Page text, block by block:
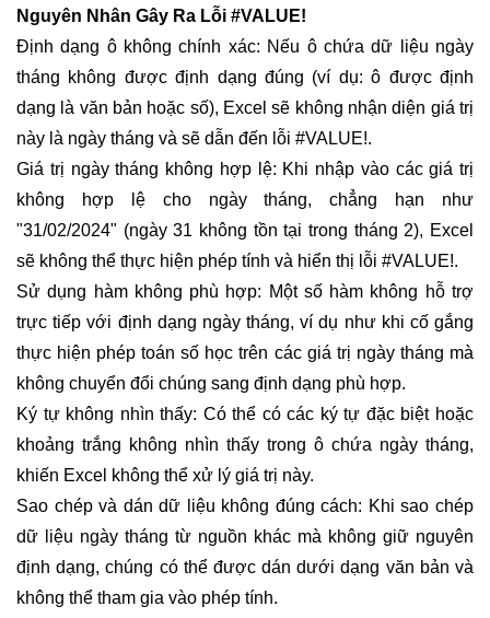
Nguyên Nhân Gây Ra Lỗi #VALUE!
Định dạng ô không chính xác: Nếu ô chứa dữ liệu ngày
tháng không được định dạng đúng (ví dụ: ô được định
dạng là văn bản hoặc số), Excel sẽ không nhận diện giá trị
này là ngày tháng và sẽ dẫn đến lỗi #VALUE!.
Giá trị ngày tháng không hợp lệ: Khi nhập vào các giá trị
không hợp lệ cho ngày tháng, chẳng hạn như
"31/02/2024" (ngày 31 không tồn tại trong tháng 2), Excel
sẽ không thể thực hiện phép tính và hiển thị lỗi #VALUE!.
Sử dụng hàm không phù hợp: Một số hàm không hỗ trợ
trực tiếp với định dạng ngày tháng, ví dụ như khi cố gắng
thực hiện phép toán số học trên các giá trị ngày tháng mà
không chuyển đổi chúng sang định dạng phù hợp.
Ký tự không nhìn thấy: Có thể có các ký tự đặc biệt hoặc
khoảng trắng không nhìn thấy trong ô chứa ngày tháng,
khiến Excel không thể xử lý giá trị này.
Sao chép và dán dữ liệu không đúng cách: Khi sao chép
dữ liệu ngày tháng từ nguồn khác mà không giữ nguyên
định dạng, chúng có thể được dán dưới dạng văn bản và
không thể tham gia vào phép tính.